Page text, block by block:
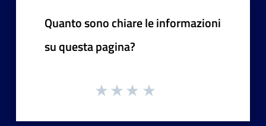
Quanto sono chiare le informazioni
su questa pagina?